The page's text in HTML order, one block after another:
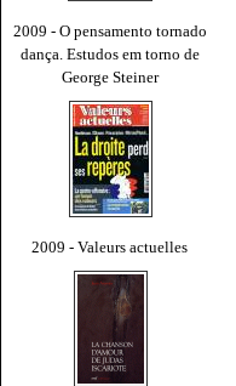
2009 - O pensamento tornado
dança. Estudos em torno de
George Steiner
2009 - Valeurs actuelles